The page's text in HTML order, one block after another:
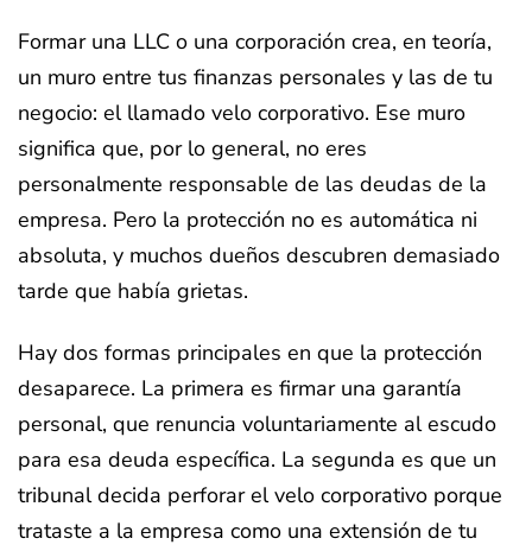
Formar una LLC o una corporación crea, en teoría,
un muro entre tus finanzas personales y las de tu
negocio: el llamado velo corporativo. Ese muro
significa que, por lo general, no eres
personalmente responsable de las deudas de la
empresa. Pero la protección no es automática ni
absoluta, y muchos dueños descubren demasiado
tarde que había grietas.
Hay dos formas principales en que la protección
desaparece. La primera es firmar una garantía
personal, que renuncia voluntariamente al escudo
para esa deuda específica. La segunda es que un
tribunal decida perforar el velo corporativo porque
trataste a la empresa como una extensión de tu